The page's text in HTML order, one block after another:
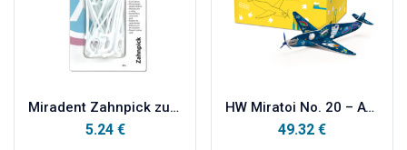
Miradent Zahnpick zubna čačkalica 30kom
5.24 €
HW Miratoi No. 20 – AVIONI ZA HRABRE PACIJENTE 50 kom
49.32 €